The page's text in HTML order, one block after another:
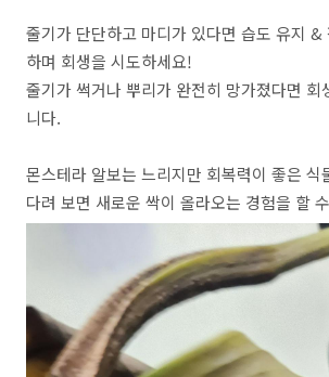
줄기가 단단하고 마디가 있다면 습도 유지 &
하며 회생을 시도하세요!
줄기가 썩거나 뿌리가 완전히 망가졌다면 회
니다.
몬스테라 알보는 느리지만 회복력이 좋은 식
다려 보면 새로운 싹이 올라오는 경험을 할